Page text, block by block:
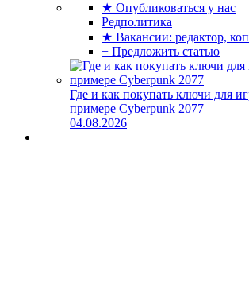
★ Опубликоваться у нас
Редполитика
★ Вакансии: редактор,
+ Предложить статью
Где и как покупать ключи для
примере Cyberpunk 2077
04.08.2026